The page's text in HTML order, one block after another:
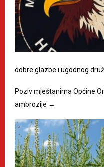
dobre glazbe i ugodnog
Poziv mještanima Općine
ambrozije →